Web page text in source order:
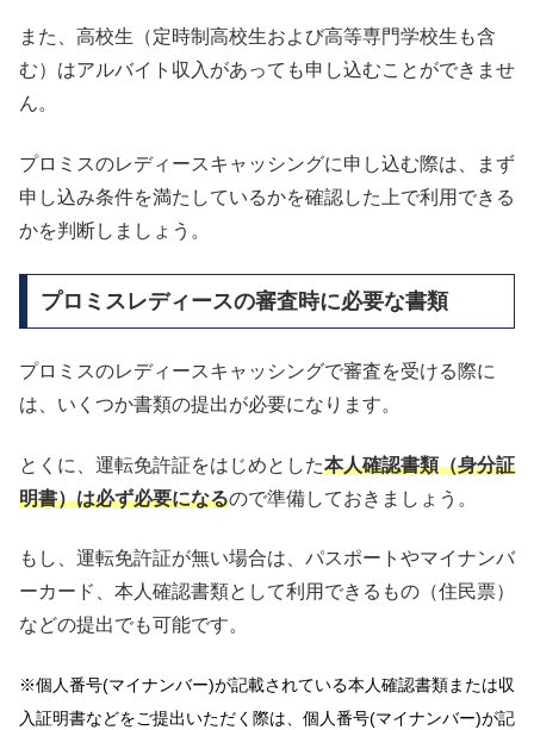
また、高校生（定時制高校生および高等専門学校生も含
む）はアルバイト収入があっても申し込むことができませ
ん。
プロミスのレディースキャッシングに申し込む際は、まず
申し込み条件を満たしているかを確認した上で利用できる
かを判断しましょう。
プロミスレディースの審査時に必要な書類
プロミスのレディースキャッシングで審査を受ける際に
は、いくつか書類の提出が必要になります。
とくに、運転免許証をはじめとした本人確認書類（身分証
明書）は必ず必要になるので準備しておきましょう。
もし、運転免許証が無い場合は、パスポートやマイナンバ
ーカード、本人確認書類として利用できるもの（住民票）
などの提出でも可能です。
※個人番号(マイナンバー)が記載されている本人確認書類または収
入証明書などをご提出いただく際は、個人番号(マイナンバー)が記